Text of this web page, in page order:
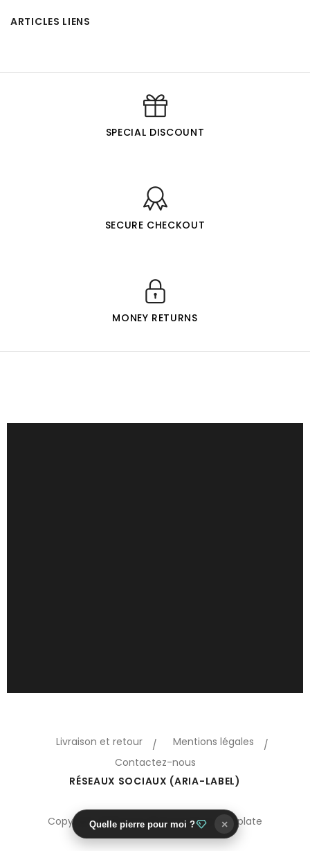
ARTICLES LIENS
SPECIAL DISCOUNT
SECURE CHECKOUT
MONEY RETURNS
Livraison et retour
Mentions légales
Contactez-nous
RÉSEAUX SOCIAUX (ARIA-LABEL)
Copyright 2018 Oreo © Prestashop template
Quelle pierre pour moi ? ×